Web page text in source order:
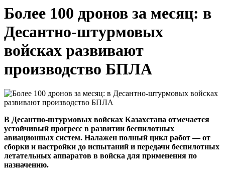
Более 100 дронов за месяц: в
Десантно-штурмовых
войсках развивают
производство БПЛА
В Десантно-штурмовых войсках Казахстана отмечается
устойчивый прогресс в развитии беспилотных
авиационных систем. Налажен полный цикл работ — от
сборки и настройки до испытаний и передачи беспилотных
летательных аппаратов в войска для применения по
назначению.